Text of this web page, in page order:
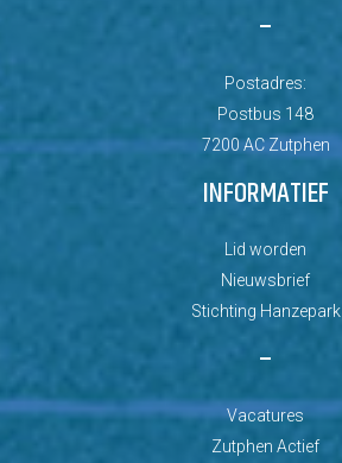
–
Postadres:
Postbus 148
7200 AC Zutphen
INFORMATIEF
Lid worden
Nieuwsbrief
Stichting Hanzepark
–
Vacatures
Zutphen Actief